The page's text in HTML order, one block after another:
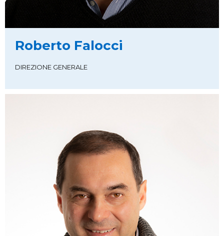
Roberto Falocci
DIREZIONE GENERALE